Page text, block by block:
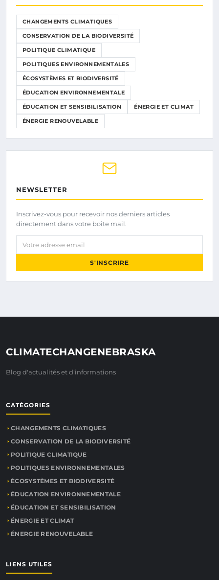
CHANGEMENTS CLIMATIQUES
CONSERVATION DE LA BIODIVERSITÉ
POLITIQUE CLIMATIQUE
POLITIQUES ENVIRONNEMENTALES
ÉCOSYSTÈMES ET BIODIVERSITÉ
ÉDUCATION ENVIRONNEMENTALE
ÉDUCATION ET SENSIBILISATION ÉNERGIE ET CLIMAT
ÉNERGIE RENOUVELABLE
NEWSLETTER
Inscrivez-vous pour recevoir nos derniers articles
directement dans votre boîte mail.
Votre adresse email
S'INSCRIRE
CLIMATECHANGENEBRASKA
Blog d'actualités et d'informations
CATÉGORIES
CHANGEMENTS CLIMATIQUES
CONSERVATION DE LA BIODIVERSITÉ
POLITIQUE CLIMATIQUE
POLITIQUES ENVIRONNEMENTALES
ÉCOSYSTÈMES ET BIODIVERSITÉ
ÉDUCATION ENVIRONNEMENTALE
ÉDUCATION ET SENSIBILISATION
ÉNERGIE ET CLIMAT
ÉNERGIE RENOUVELABLE
LIENS UTILES